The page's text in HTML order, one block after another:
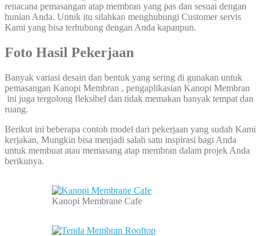
renacana pemasangan atap membran yang pas dan sesuai dengan
hunian Anda. Untuk itu silahkan menghubungi Customer servis
Kami yang bisa terhubung dengan Anda kapanpun.
Foto Hasil Pekerjaan
Banyak variasi desain dan bentuk yang sering di gunakan untuk
pemasangan Kanopi Membran , pengaplikasian Kanopi Membran
ini juga tergolong fleksibel dan tidak memakan banyak tempat dan
ruang.
Berikut ini beberapa contoh model dari pekerjaan yang sudah Kami
kerjakan, Mungkin bisa menjadi salah satu inspirasi bagi Anda
untuk membuat atau memasang atap membran dalam projek Anda
berikunya.
Kanopi Membrane Cafe